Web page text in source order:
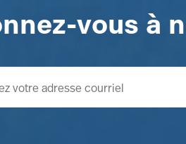
vous à